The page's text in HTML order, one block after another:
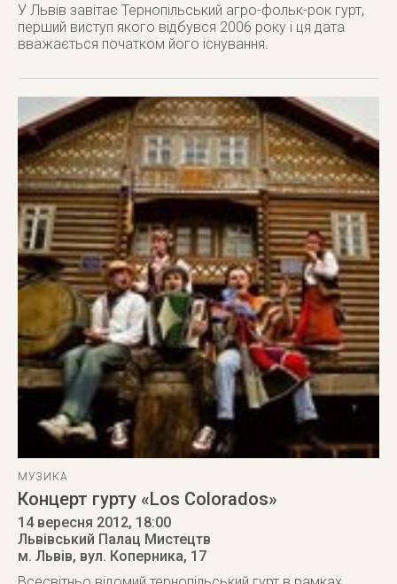
У Львів завітає Тернопільський агро-фольк-рок гурт,
перший виступ якого відбувся 2006 року і ця дата
вважається початком його існування.
МУЗИКА
Концерт гурту «Los Colorados»
14 вересня 2012, 18:00
Львівський Палац Мистецтв
м. Львів, вул. Коперника, 17